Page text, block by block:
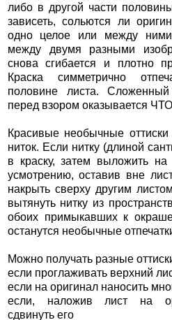
либо в другой части
зависеть, сольются ли
одно целое или между ними
между двумя разными
снова сгибается и плотно
Краска симметрично
половине листа.
перед взором оказывается
Красивые необычные
ниток. Если нитку (длиной
в краску, затем выложить
усмотрению, оставив вне
накрыть сверху другим
вытянуть нитку из
обоих примыкавших к
останутся необычные
Можно получать разные
если проглаживать верхний
если на оригинал наносить
если, наложив лист на
сдвинуть его